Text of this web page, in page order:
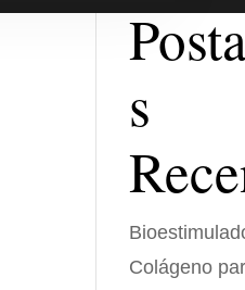
s
Colágeno